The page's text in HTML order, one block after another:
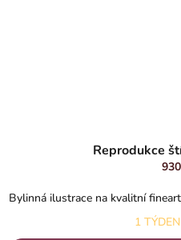
Reprodukce
Bylinná ilustrace na kvalitní
1 TÝDEN